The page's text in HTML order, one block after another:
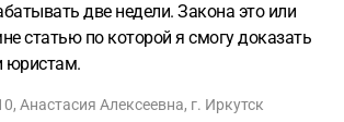
две недели. Закона это или
статью по которой я смогу доказать
юристам.
, Анастасия Алексеевна, г. Иркутск